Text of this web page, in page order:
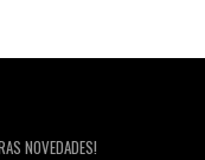
NOVEDADES!